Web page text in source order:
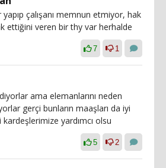
çalışanı memnun etmiyor, hak
ettiğini veren bir thy var herhalde
7 1
ama elemanlarını neden
gerçi bunların maaşları da iyi
yardımcı olsu
5 2